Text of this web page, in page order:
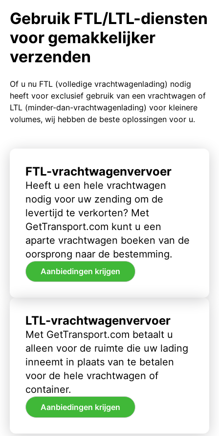
Gebruik FTL/LTL-diensten
voor gemakkelijker
verzenden
Of u nu FTL (volledige vrachtwagenlading) nodig
heeft voor exclusief gebruik van een vrachtwagen of
LTL (minder-dan-vrachtwagenlading) voor kleinere
volumes, wij hebben de beste oplossingen voor u.
FTL-vrachtwagenvervoer
Heeft u een hele vrachtwagen
nodig voor uw zending om de
levertijd te verkorten? Met
GetTransport.com kunt u een
aparte vrachtwagen boeken van de
oorsprong naar de bestemming.
Aanbiedingen krijgen
LTL-vrachtwagenvervoer
Met GetTransport.com betaalt u
alleen voor de ruimte die uw lading
inneemt in plaats van te betalen
voor de hele vrachtwagen of
container.
Aanbiedingen krijgen